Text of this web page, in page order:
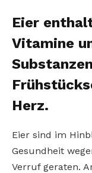
Eier
Vitamine
Herz.
Eier sind im
Gesundheit
Verruf geraten.